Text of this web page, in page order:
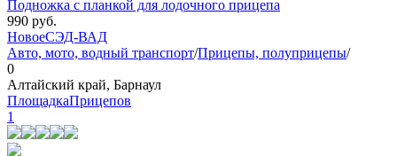
Подножка с планкой для лодочного прицепа
990 руб.
НовоеСЭД-ВАД
Авто, мото, водный транспорт/Прицепы, полуприцепы/
0
Алтайский край, Барнаул
ПлощадкаПрицепов
1